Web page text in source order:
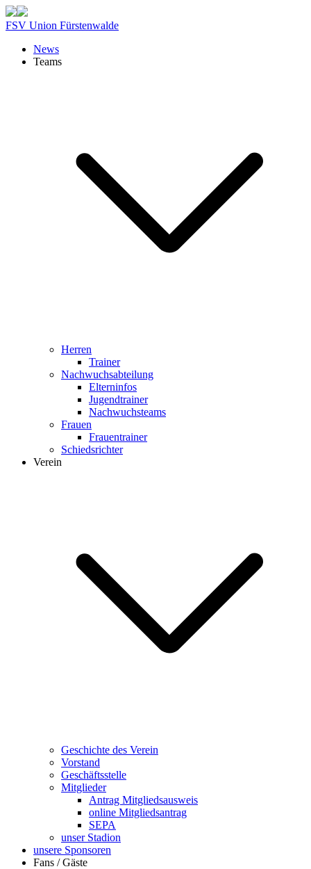
FSV Union Fürstenwalde
News
Teams
Herren
Trainer
Nachwuchsabteilung
Elterninfos
Jugendtrainer
Nachwuchsteams
Frauen
Frauentrainer
Schiedsrichter
Verein
Geschichte des Verein
Vorstand
Geschäftsstelle
Mitglieder
Antrag Mitgliedsausweis
online Mitgliedsantrag
SEPA
unser Stadion
unsere Sponsoren
Fans / Gäste